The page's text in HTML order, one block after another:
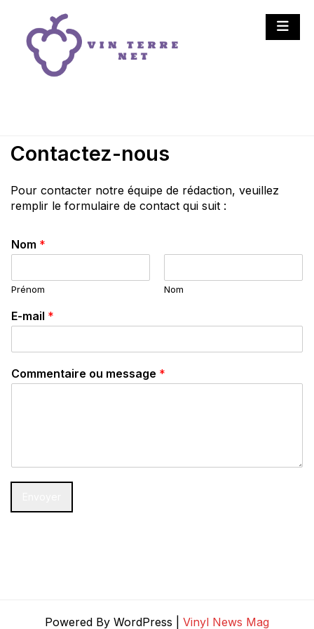
content
Contactez-nous
Pour contacter notre équipe de rédaction, veuillez
remplir le formulaire de contact qui suit :
Nom *
Prénom Nom
E-mail *
Commentaire ou message *
Powered By WordPress | Vinyl News Mag